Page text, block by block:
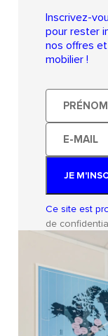
Inscrivez-
pour rester
nos offres
mobilier !
Prénom
E-
mail
JE
Ce site est
de
Google